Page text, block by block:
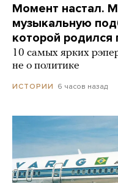
Момент настал.
музыкальную
которой
10 самых ярких
не о политике
ИСТОРИИ 6 часов назад